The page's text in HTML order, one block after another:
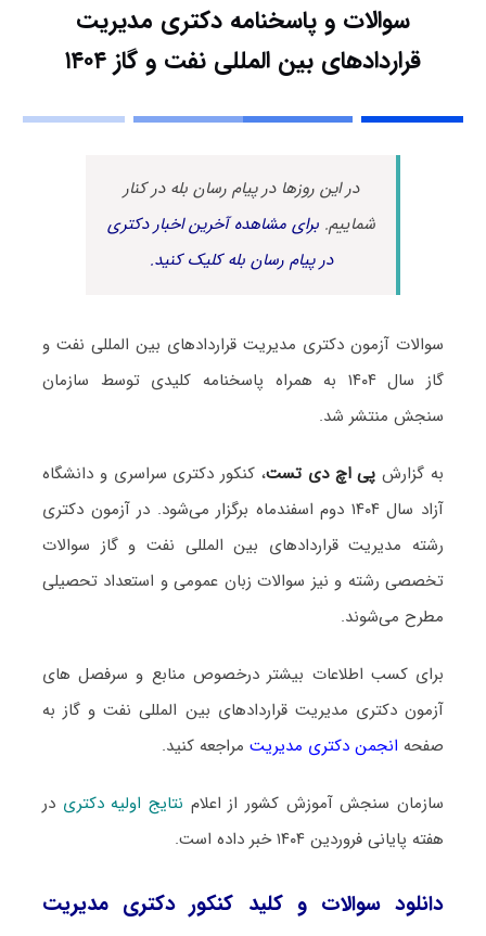
سوالات و پاسخنامه دکتری مدیریت
قراردادهای بین المللی نفت و گاز ۱۴۰۴
در این روزها در پیام رسان بله در کنار
شماییم.برای مشاهده آخرین اخبار دکتری
در پیام رسان بله کلیک کنید.
سوالات آزمون دکتری مدیریت قراردادهای بین المللی نفت و
گاز سال ۱۴۰۴ به همراه پاسخنامه کلیدی توسط سازمان
سنجش منتشر شد.
به گزارشپی اچ دی تست، کنکور دکتری سراسری و دانشگاه
آزاد سال ۱۴۰۴ دوم اسفندماه برگزار می‌شود. در آزمون دکتری
رشته مدیریت قراردادهای بین المللی نفت و گاز سوالات
تخصصی رشته و نیز سوالات زبان عمومی و استعداد تحصیلی
مطرح می‌شوند.
برای کسب اطلاعات بیشتر درخصوص منابع و سرفصل های
آزمون دکتری مدیریت قراردادهای بین المللی نفت و گاز به
صفحه انجمن دکتری مدیریتمراجعه کنید.
سازمان سنجش آموزش کشور از اعلام نتایج اولیه دکتری در
هفته پایانی فروردین ۱۴۰۴ خبر داده است.
دانلود سوالات و کلید کنکور دکتری مدیریت